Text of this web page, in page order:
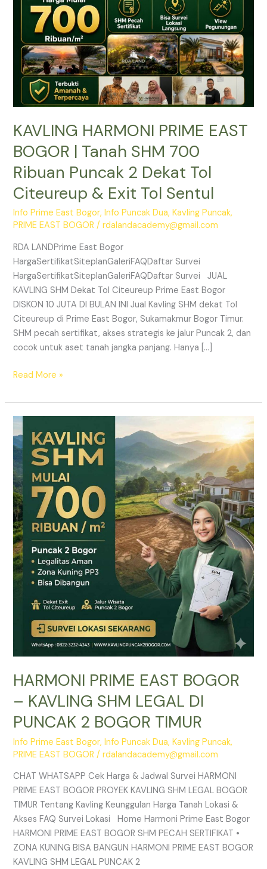
KAVLING HARMONI PRIME EAST
BOGOR | Tanah SHM 700
Ribuan Puncak 2 Dekat Tol
Citeureup & Exit Tol Sentul
Info Prime East Bogor,Info Puncak Dua,Kavling Puncak,
PRIME EAST BOGOR /rdalandacademy@gmail.com
RDA LANDPrime East Bogor
HargaSertifikatSiteplanGaleriFAQDaftar Survei
HargaSertifikatSiteplanGaleriFAQDaftar Survei JUAL
KAVLING SHM Dekat Tol Citeureup Prime East Bogor
DISKON 10 JUTA DI BULAN INI Jual Kavling SHM dekat Tol
Citeureup di Prime East Bogor, Sukamakmur Bogor Timur.
SHM pecah sertifikat, akses strategis ke jalur Puncak 2, dan
cocok untuk aset tanah jangka panjang. Hanya […]
Tanah
700
Ribuan
Puncak
Dekat
Citeureup
Exit
Tol
Read More »
HARMONI PRIME EAST BOGOR
– KAVLING SHM LEGAL DI
PUNCAK 2 BOGOR TIMUR
Info Prime East Bogor,Info Puncak Dua,Kavling Puncak,
PRIME EAST BOGOR /rdalandacademy@gmail.com
CHAT WHATSAPP Cek Harga & Jadwal Survei HARMONI
PRIME EAST BOGOR PROYEK KAVLING SHM LEGAL BOGOR
TIMUR Tentang Kavling Keunggulan Harga Tanah Lokasi &
Akses FAQ Survei Lokasi Home Harmoni Prime East Bogor
HARMONI PRIME EAST BOGOR SHM PECAH SERTIFIKAT •
ZONA KUNING BISA BANGUN HARMONI PRIME EAST BOGOR
KAVLING SHM LEGAL PUNCAK 2
HARMONI
PRIME
EAST
BOGOR
–
KAVLING
SHM
LEGAL
DI
PUNCAK
2
BOGOR